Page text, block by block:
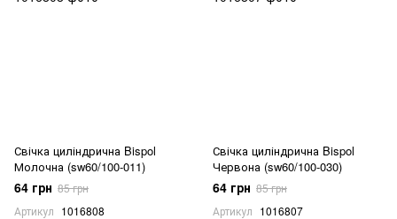
Свічка циліндрична Bispol
Молочна (sw60/100-011)
64 грн 85 грн
Артикул 1016808
Свічка циліндрична Bispol
Червона (sw60/100-030)
64 грн 85 грн
Артикул 1016807